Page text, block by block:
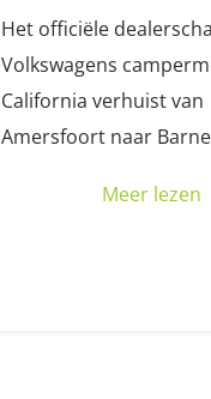
Het officiële
Volkswagens
California verhuist van
Amersfoort naar
Meer lezen